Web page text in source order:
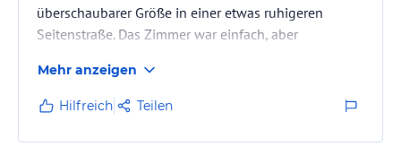
überschaubarer Größe in einer etwas ruhigeren
Seitenstraße. Das Zimmer war einfach, aber
morgen auf dem Balkon serviert....komme wieder :-)
Mehr anzeigen
Hilfreich Teilen